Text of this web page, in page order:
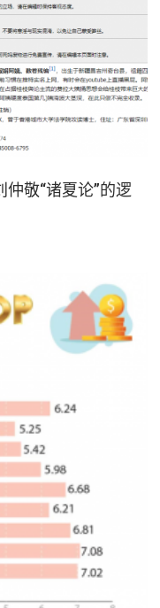
仲敬“诸夏论”的逻